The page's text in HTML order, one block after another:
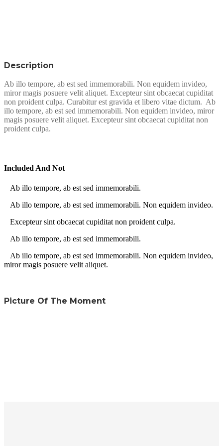
Description
Ab illo tempore, ab est sed immemorabili. Non equidem invideo,
miror magis posuere velit aliquet. Excepteur sint obcaecat cupiditat
non proident culpa. Curabitur est gravida et libero vitae dictum. Ab
illo tempore, ab est sed immemorabili. Non equidem invideo, miror
magis posuere velit aliquet. Excepteur sint obcaecat cupiditat non
proident culpa.
Included And Not
Ab illo tempore, ab est sed immemorabili.
Ab illo tempore, ab est sed immemorabili. Non equidem invideo.
Excepteur sint obcaecat cupiditat non proident culpa.
Ab illo tempore, ab est sed immemorabili.
Ab illo tempore, ab est sed immemorabili. Non equidem invideo,
miror magis posuere velit aliquet.
Picture Of The Moment